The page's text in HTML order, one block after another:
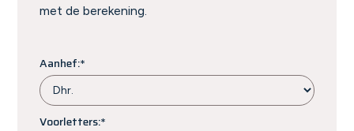
met de berekening.
Aanhef:*
Voorletters:*